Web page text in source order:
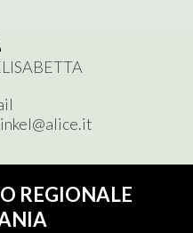
REGIONALE